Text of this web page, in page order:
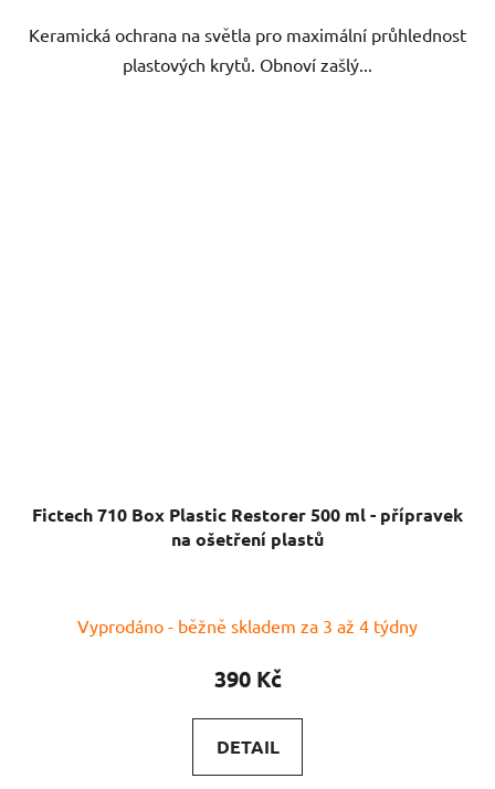
Keramická ochrana na světla pro maximální průhlednost
plastových krytů. Obnoví zašlý...
Fictech 710 Box Plastic Restorer 500 ml - přípravek
na ošetření plastů
Vyprodáno - běžně skladem za 3 až 4 týdny
390 Kč
DETAIL